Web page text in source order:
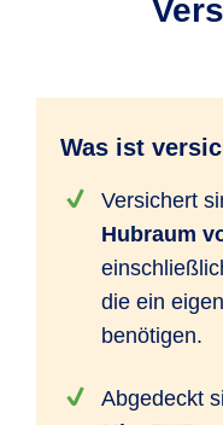
Was ist
Versichert
Hubraum
die ein
benötigen.
Abgedeckt